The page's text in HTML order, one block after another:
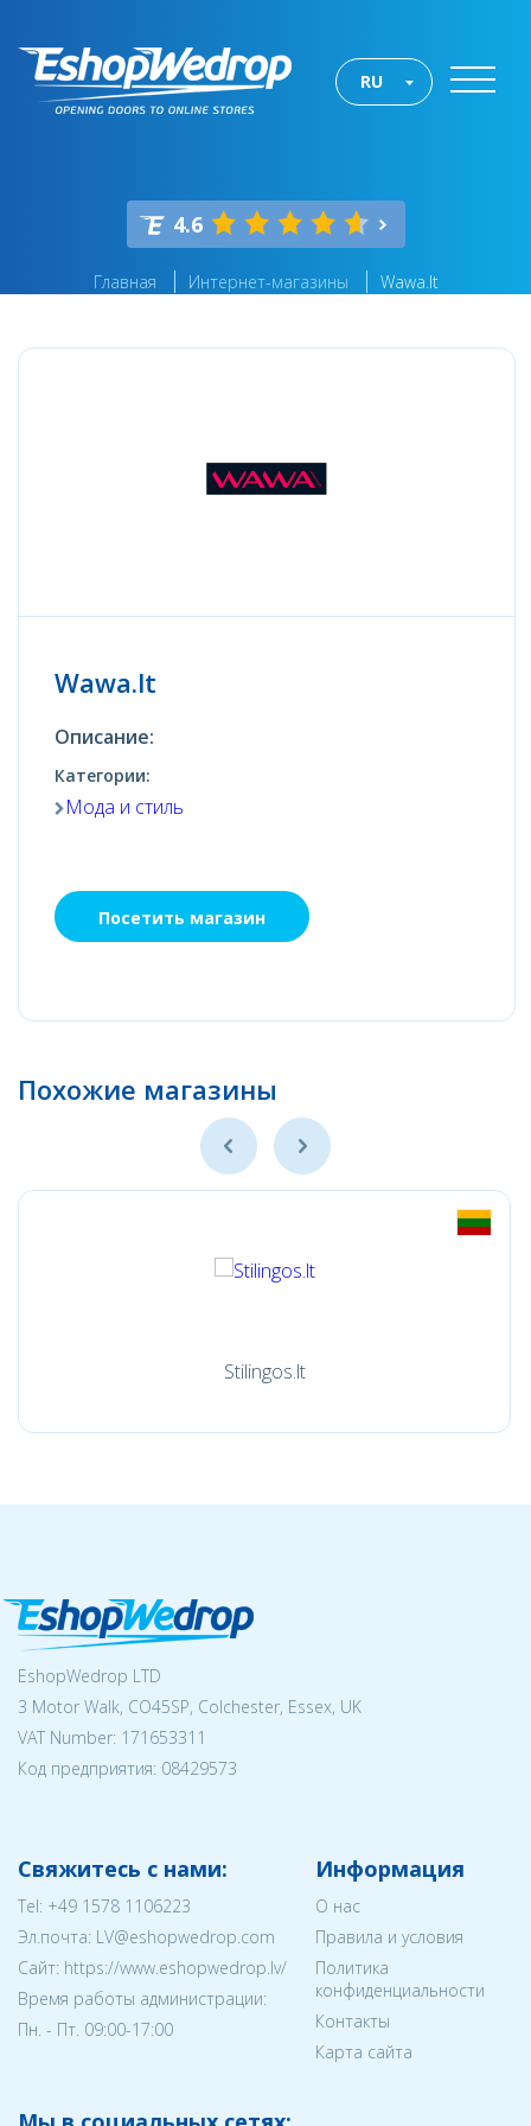
RU
4.6
Главная Интернет-магазины Wawa.lt
Wawa.lt
Описание:
Категории:
Мода и стиль
Посетить магазин
Похожие магазины
Stilingos.lt
EshopWedrop LTD
3 Motor Walk, CO45SP, Colchester, Essex, UK
VAT Number: 171653311
Код предприятия: 08429573
Свяжитесь с нами:
Tel: +49 1578 1106223
Эл.почта: LV@eshopwedrop.com
Cайт: https://www.eshopwedrop.lv/
Время работы администрации:
Пн. - Пт. 09:00-17:00
Информация
О нас
Правила и условия
Политика
конфиденциальности
Контакты
Карта сайта